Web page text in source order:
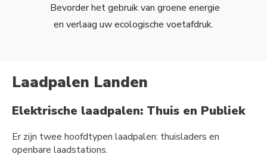
Bevorder het gebruik van groene energie
en verlaag uw ecologische voetafdruk.
Laadpalen Landen
Elektrische laadpalen: Thuis en Publiek
Er zijn twee hoofdtypen laadpalen: thuisladers en
openbare laadstations.